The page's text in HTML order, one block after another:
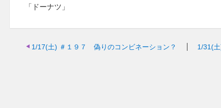
「ドーナツ」
1/17(土) ＃１９７ 偽りのコンビネーション？ 1/31(